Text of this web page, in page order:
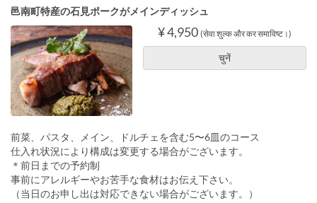
邑南町特産の石見ポークがメインディッシュ
¥ 4,950 (सेवा शुल्क और कर समाविष्ट।)
चुनें
前菜、パスタ、メイン、ドルチェを含む5〜6皿のコース
仕入れ状況により構成は変更する場合がございます。
＊前日までの予約制
事前にアレルギーやお苦手な食材はお伝え下さい。
（当日のお申し出は対応できない場合がございます。）